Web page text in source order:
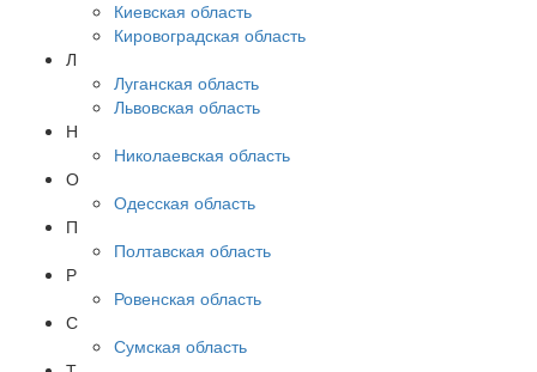
Киевская область
Кировоградская область
Л
Луганская область
Львовская область
Н
Николаевская область
О
Одесская область
П
Полтавская область
Р
Ровенская область
С
Сумская область